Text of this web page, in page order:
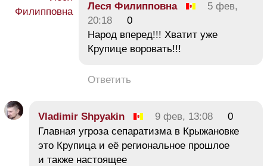
Леся Филипповна
5 фев,
20:18
0
Народ вперед!!! Хватит уже
Крупице воровать!!!
Ответить
Vladimir Shpyakin 9 фев, 13:08
0
Главная угроза сепаратизма в Крыжановке
это Крупица и её региональное прошлое
и также настоящее